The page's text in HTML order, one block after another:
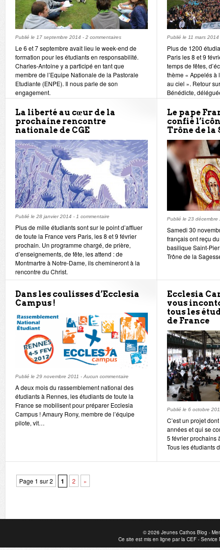
Publié le 17 septembre 2014 - 2 commentaires
Le 6 et 7 septembre avait lieu le week-end de
formation pour les étudiants en responsabilité.
Charles-Antoine y a participé en tant que
membre de l’Equipe Nationale de la Pastorale
Etudiante (ENPE). Il nous parle de son
engagement.
Publié le 11 mars 2014
Plus de 1200
Paris les 8 et 9
temps de fêtes,
thème « Appelés à
au ciel ». Retour
Bénédicte,
La liberté au cœur de la
prochaine rencontre
nationale de CGE
Publié le 28 janvier 2014 - 1 commentaire
Plus de mille étudiants sont sur le point d’affluer
de toute la France vers Paris, les 8 et 9 février
prochain. Un programme chargé, de prière,
d’enseignements, de fête, les attend : de
Montmartre à Notre-Dame, ils chemineront à la
rencontre du Christ.
Le pape
confié
Trône de la
Publié le 23 décembre
Samedi 30
français ont reçu
basilique Saint-
Trône de la
Dans les coulisses d’Ecclesia
Campus !
Publié le 29 novembre 2011 - Aucun commentaire
A deux mois du rassemblement national des
étudiants à Rennes, les étudiants de toute la
France se mobilisent pour préparer Ecclesia
Campus ! Amaury Rony, membre de l’équipe
pilote, vit…
Ecclesia
vous
tous les
de France
Publié le 6 octobre
C’est un projet
années et qui se
5 février prochains
Tous les étudiants
Page 1 sur 2 1 2 »
© 2026Jeunes Cathos Blog-
Ce site est mis en ligne par laCEF-Service